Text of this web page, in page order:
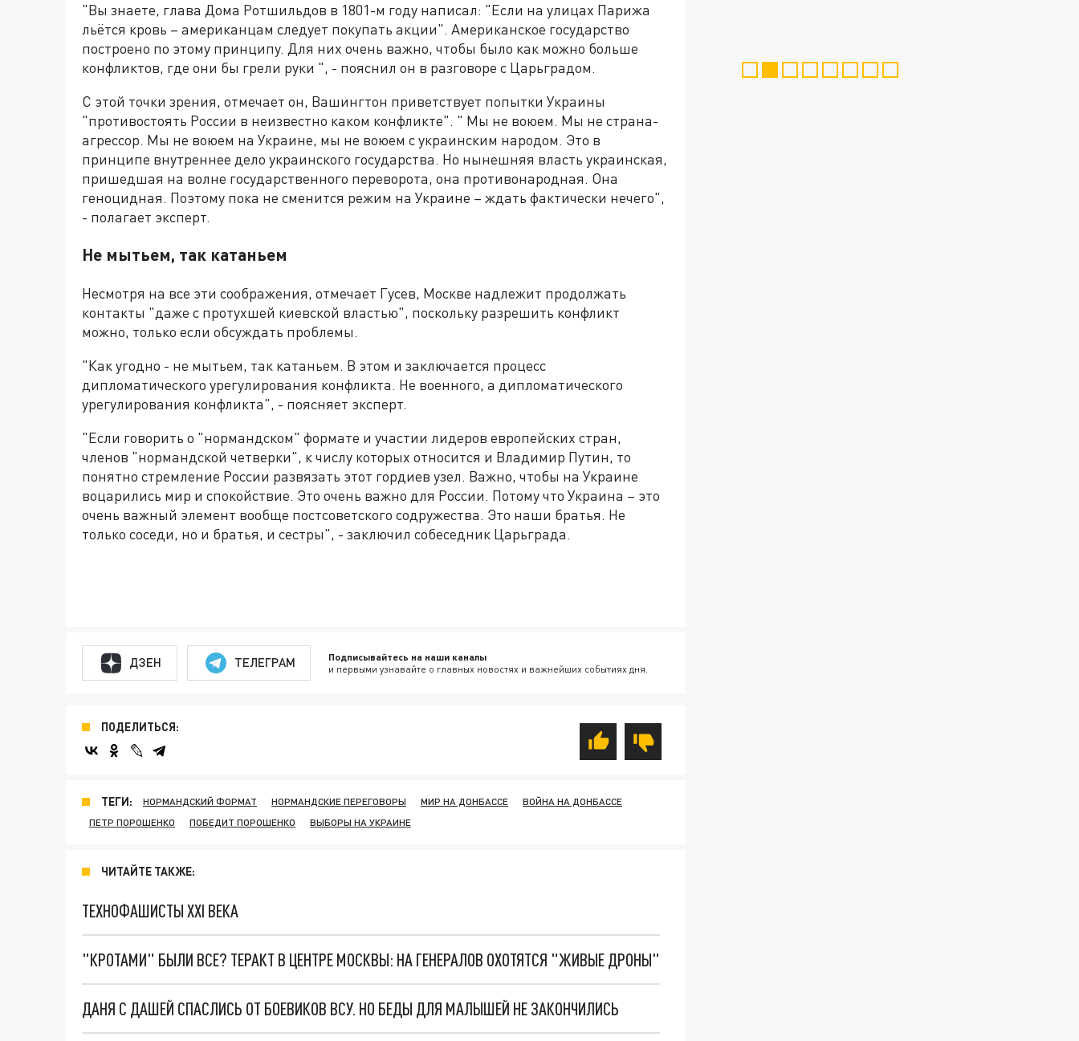
"Вы знаете, глава Дома Ротшильдов в 1801-м году написал: "Если на улицах Парижа
льётся кровь – американцам следует покупать акции". Американское государство
построено по этому принципу. Для них очень важно, чтобы было как можно больше
конфликтов, где они бы грели руки ", - пояснил он в разговоре с Царьградом.
С этой точки зрения, отмечает он, Вашингтон приветствует попытки Украины
"противостоять России в неизвестно каком конфликте". " Мы не воюем. Мы не страна-
агрессор. Мы не воюем на Украине, мы не воюем с украинским народом. Это в
принципе внутреннее дело украинского государства. Но нынешняя власть украинская,
пришедшая на волне государственного переворота, она противонародная. Она
геноцидная. Поэтому пока не сменится режим на Украине – ждать фактически нечего",
- полагает эксперт.
Не мытьем, так катаньем
Несмотря на все эти соображения, отмечает Гусев, Москве надлежит продолжать
контакты "даже с протухшей киевской властью", поскольку разрешить конфликт
можно, только если обсуждать проблемы.
"Как угодно - не мытьем, так катаньем. В этом и заключается процесс
дипломатического урегулирования конфликта. Не военного, а дипломатического
урегулирования конфликта", - поясняет эксперт.
"Если говорить о "нормандском" формате и участии лидеров европейских стран,
членов "нормандской четверки", к числу которых относится и Владимир Путин, то
понятно стремление России развязать этот гордиев узел. Важно, чтобы на Украине
воцарились мир и спокойствие. Это очень важно для России. Потому что Украина – это
очень важный элемент вообще постсоветского содружества. Это наши братья. Не
только соседи, но и братья, и сестры", - заключил собеседник Царьграда.
ДЗЕН ТЕЛЕГРАМ Подписывайтесь на наши каналы
и первыми узнавайте о главных новостях и важнейших событиях дня.
ПОДЕЛИТЬСЯ:
ТЕГИ: НОРМАНДСКИЙ ФОРМАТ НОРМАНДСКИЕ ПЕРЕГОВОРЫ МИР НА ДОНБАССЕ
ВОЙНА НА ДОНБАССЕ
ПЕТР ПОРОШЕНКО
ПОБЕДИТ ПОРОШЕНКО ВЫБОРЫ НА УКРАИНЕ
ЧИТАЙТЕ ТАКЖЕ:
ТЕХНОФАШИСТЫ XXI ВЕКА
"КРОТАМИ" БЫЛИ ВСЕ? ТЕРАКТ В ЦЕНТРЕ МОСКВЫ: НА ГЕНЕРАЛОВ ОХОТЯТСЯ "ЖИВЫЕ ДРОНЫ"
ДАНЯ С ДАШЕЙ СПАСЛИСЬ ОТ БОЕВИКОВ ВСУ. НО БЕДЫ ДЛЯ МАЛЫШЕЙ НЕ ЗАКОНЧИЛИСЬ